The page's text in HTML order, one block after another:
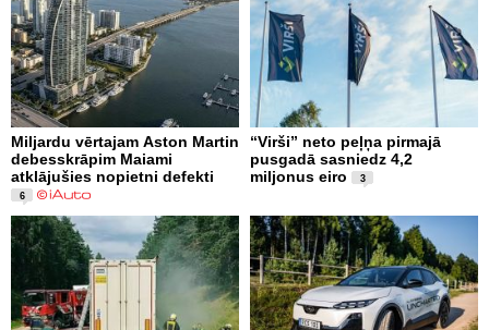
Miljardu vērtajam Aston Martin
debesskrāpim Maiami
atklājušies nopietni defekti
6
“Virši” neto peļņa pirmajā
pusgadā sasniedz 4,2
miljonus eiro
3